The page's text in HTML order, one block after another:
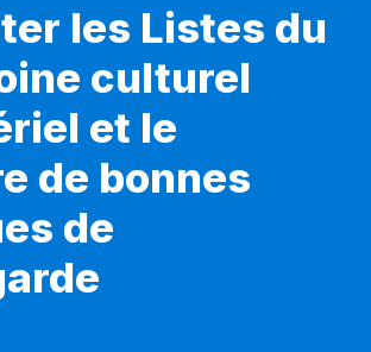
les Listes du
culturel
et le
de bonnes
de